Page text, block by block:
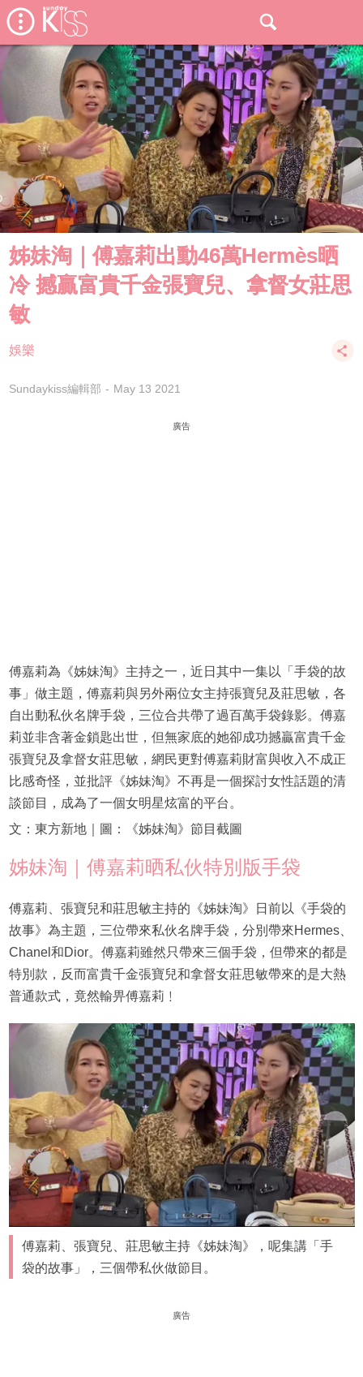
姊妹淘｜傅嘉莉出動46萬Hermès晒
冷 撼贏富貴千金張寶兒、拿督女莊思
敏
娛樂
Sundaykiss編輯部 May 13 2021
廣告
傅嘉莉為《姊妹淘》主持之一，近日其中一集以「手袋的故
事」做主題，傅嘉莉與另外兩位女主持張寶兒及莊思敏，各
自出動私伙名牌手袋，三位合共帶了過百萬手袋錄影。傅嘉
莉並非含著金鎖匙出世，但無家底的她卻成功撼贏富貴千金
張寶兒及拿督女莊思敏，網民更對傅嘉莉財富與收入不成正
比感奇怪，並批評《姊妹淘》不再是一個探討女性話題的清
談節目，成為了一個女明星炫富的平台。
文：東方新地｜圖：《姊妹淘》節目截圖
姊妹淘｜傅嘉莉晒私伙特別版手袋
傅嘉莉、張寶兒和莊思敏主持的《姊妹淘》日前以《手袋的
故事》為主題，三位帶來私伙名牌手袋，分別帶來Hermes、
Chanel和Dior。傅嘉莉雖然只帶來三個手袋，但帶來的都是
特別款，反而富貴千金張寶兒和拿督女莊思敏帶來的是大熱
普通款式，竟然輸畀傅嘉莉﹗
傅嘉莉、張寶兒、莊思敏主持《姊妹淘》，呢集講「手
袋的故事」，三個帶私伙做節目。
廣告